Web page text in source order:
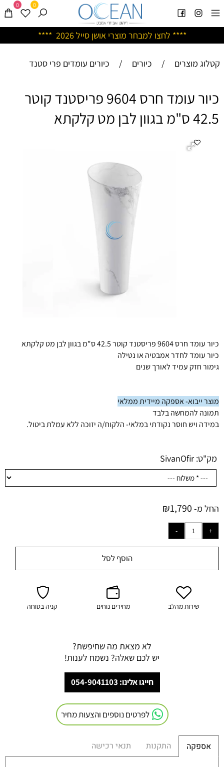
**** לחצו למבחר מוצרי אושן סייל 2026 ****
0 0
קטלוג מוצרים / כיורים / כיורים עומדים פרי סטנד
כיור עומד חרס 9604 פריסטנד קוטר
42.5 ס"מ בגוון לבן מט קלקתא
כיור עומד חרס 9604 פריסטנד קוטר 42.5 ס"מ בגוון לבן מט קלקתא
כיור עומד לחדר אמבטיה או נטילה
גימור חזק עמיד לאורך שנים
מוצר ייבוא- אספקה מיידית ממלאי
תמונה להמחשה בלבד
במידה ויש חוסר נקודתי במלאי- הלקוח/ה יזוכה ללא עמלת ביטול.
מק"ט: SivanOfir
החל מ- ₪1,790
הוסף לסל
שירות מהלב מחירים נוחים קניה בטוחה
לא מצאת מה שחיפשת?
יש לכם שאלה? נשמח לענות!
חייגו אלינו: 054-9041103
לפרטים נוספים והצעות מחיר
אספקה התקנות תנאי רכישה